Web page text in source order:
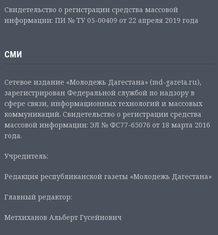
Свидетельство о регистрации средства массовой
информации: ПИ № ТУ 05-00409 от 22 апреля 2019 года
СМИ
Сетевое издание «Молодежь Дагестана» (md-gazeta.ru),
зарегистрирован Федеральной службой по надзору в
сфере связи, информационных технологий и массовых
коммуникаций. Свидетельство о регистрации средства
массовой информации: ЭЛ № ФС77-65076 от 18 марта 2016
года.
Учредитель:
Редакция республиканской газеты «Молодежь Дагестана»
Главный редактор:
Метхиханов Альберт Гусейнович